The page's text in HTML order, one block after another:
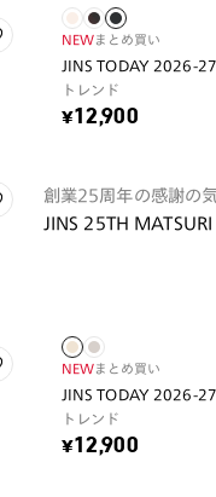
NEWまとめ買い
JINS TODAY 2026-
トレンド
¥12,900
創業25周年の感謝の
JINS 25TH MATSURI
NEWまとめ買い
JINS TODAY 2026-
トレンド
¥12,900